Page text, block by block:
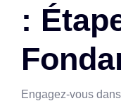
:
Engagez-vous